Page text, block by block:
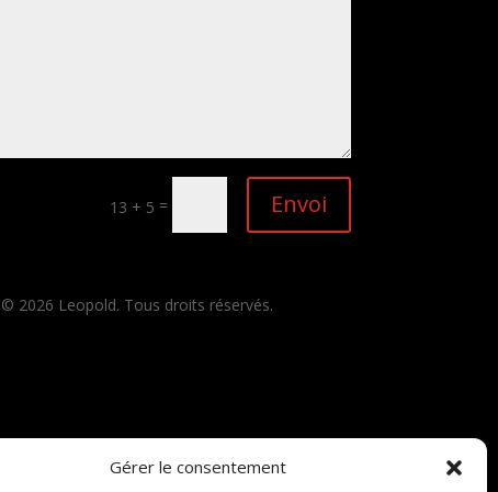
Gérer le consentement
13 + 5 = Envoi
© 2026 Leopold. Tous droits réservés.